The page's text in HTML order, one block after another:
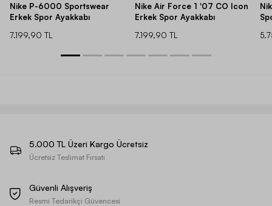
Nike P-6000 Sportswear
Erkek Spor Ayakkabı
7.199,90 TL
Nike Air Force 1 '07 CO Icon
Erkek Spor Ayakkabı
7.199,90 TL
5.000 TL Üzeri Kargo Ücretsiz
Ücretsiz Teslimat Fırsatı
Güvenli Alışveriş
Resmi Tedarikçi Güvencesi